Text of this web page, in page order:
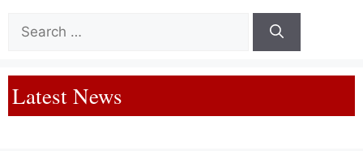
for:
Latest News